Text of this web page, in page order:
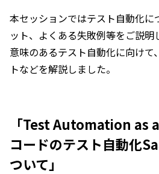
本セッションではテスト自動化に
ット、よくある失敗例等をご説
意味のあるテスト自動化に向けて
トなどを解説しました。
「Test Automation as
コードのテスト自動化
ついて」